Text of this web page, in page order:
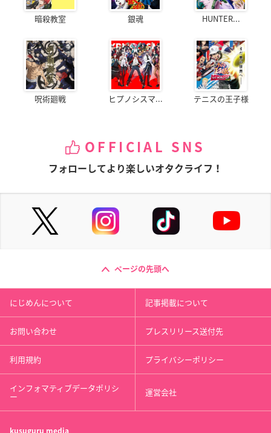
暗殺教室 銀魂 HUNTER...
呪術廻戦 ヒプノシスマ... テニスの王子様
OFFICIAL SNS
フォローしてより楽しいオタクライフ！
ページの先頭へ
にじめんについて 記事掲載について
お問い合わせ プレスリリース送付先
利用規約 プライバシーポリシー
インフォマティブデータポリシ
ー 運営会社
kusuguru media